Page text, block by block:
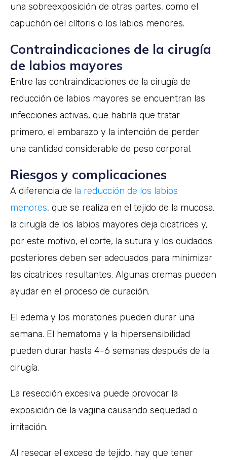
una sobreexposición de otras partes, como el
capuchón del clítoris o los labios menores.
Contraindicaciones de la cirugía
de labios mayores
Entre las contraindicaciones de la cirugía de
reducción de labios mayores se encuentran las
infecciones activas, que habría que tratar
primero, el embarazo y la intención de perder
una cantidad considerable de peso corporal.
Riesgos y complicaciones
A diferencia de la reducción de los labios
menores, que se realiza en el tejido de la mucosa,
la cirugía de los labios mayores deja cicatrices y,
por este motivo, el corte, la sutura y los cuidados
posteriores deben ser adecuados para minimizar
las cicatrices resultantes. Algunas cremas pueden
ayudar en el proceso de curación.
El edema y los moratones pueden durar una
semana. El hematoma y la hipersensibilidad
pueden durar hasta 4-6 semanas después de la
cirugía.
La resección excesiva puede provocar la
exposición de la vagina causando sequedad o
irritación.
Al resecar el exceso de tejido, hay que tener